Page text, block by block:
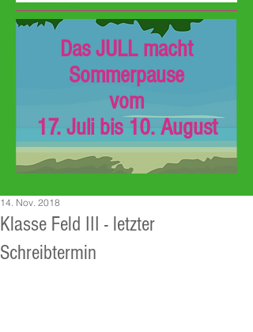
Das JULL macht
Sommerpause
vom
17. Juli bis 10. August
Klasse Feld III - letzter
Schreibtermin
14. Nov. 2018